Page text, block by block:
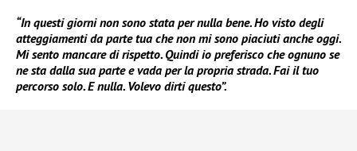
“In questi giorni non sono stata per nulla bene. Ho visto degli
atteggiamenti da parte tua che non mi sono piaciuti anche oggi.
Mi sento mancare di rispetto. Quindi io preferisco che ognuno se
ne sta dalla sua parte e vada per la propria strada. Fai il tuo
percorso solo. E nulla. Volevo dirti questo”.